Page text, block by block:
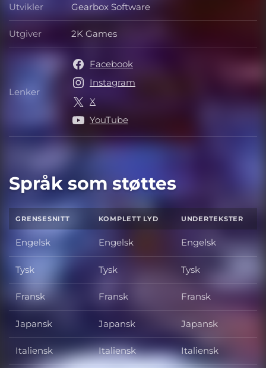
Utvikler Utvikler
Gearbox Software
Utgiver Utgiver
2K Games
Lenker Lenker
Facebook
Instagram
X
YouTube
Språk som støttes
GRENSESNITT KOMPLETT LYD UNDERTEKSTER
Engelsk Engelsk Engelsk
Tysk Tysk Tysk
Fransk Fransk Fransk
Japansk Japansk Japansk
Italiensk Italiensk Italiensk